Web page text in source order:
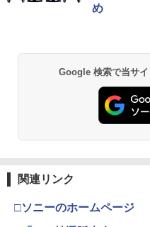
め
Google 検索で当サ
関連リンク
□ソニーのホームページ